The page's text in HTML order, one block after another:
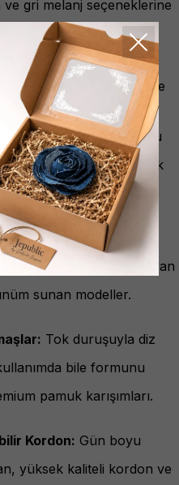
gri melanj seçeneklerine
skalası.
Altı Koleksiyonu
duruşu işlevsellik ve
bir yaşam tarzını
Kalçadan paçaya doğru
bir silüet sunan çok
altı modelleri.
Fonksiyonelliği stile
hem eşyalarınızı taşıyan
sunan modeller.
Tok duruşuyla diz
bile formunu
pamuk karışımları.
Kordon: Gün boyu
yüksek kaliteli kordon ve